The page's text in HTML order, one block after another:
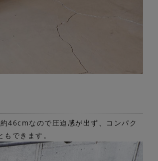
46cmなので圧迫感が出ず、コンパク
できます。